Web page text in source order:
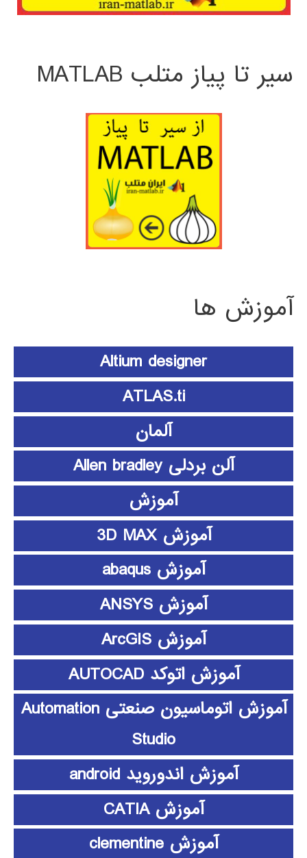
سیر تا پیاز متلب MATLAB
آموزش ها
Altium designer
ATLAS.ti
آلمان
آلن بردلی Allen bradley
آموزش
آموزش 3D MAX
آموزش abaqus
آموزش ANSYS
آموزش ArcGIS
آموزش اتوکد AUTOCAD
آموزش اتوماسیون صنعتی Automation
Studio
آموزش اندوروید android
آموزش CATIA
آموزش clementine